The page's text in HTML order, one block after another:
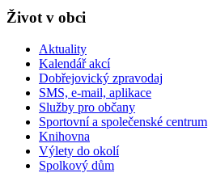
Život v obci
Aktuality
Kalendář akcí
Dobřejovický zpravodaj
SMS, e-mail, aplikace
Služby pro občany
Sportovní a společenské centrum
Knihovna
Výlety do okolí
Spolkový dům